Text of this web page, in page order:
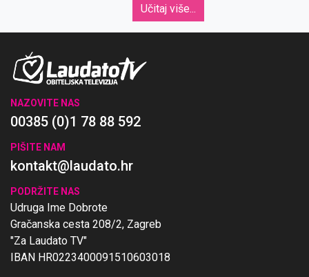
Učitaj više...
NAZOVITE NAS
00385 (0)1 78 88 592
PIŠITE NAM
kontakt@laudato.hr
PODRŽITE NAS
Udruga Ime Dobrote
Gračanska cesta 208/2, Zagreb
"Za Laudato TV"
IBAN HR0223400091510603018